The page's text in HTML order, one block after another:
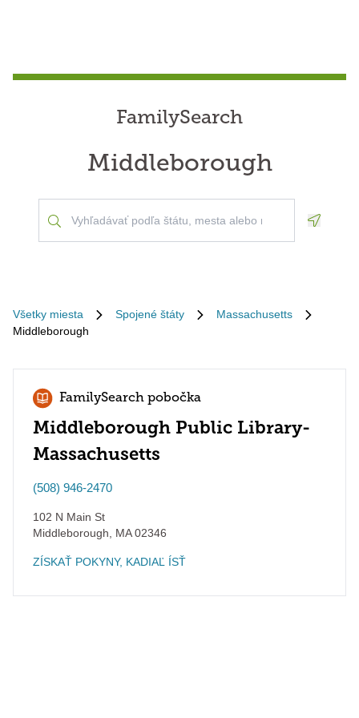
FamilySearch
Middleborough
Všetky miesta Spojené štáty
Massachusetts
Middleborough
FamilySearch pobočka
Middleborough Public Library-
Massachusetts
(508) 946-2470
102 N Main St
Middleborough
MA02346
ZÍSKAŤ POKYNY, KADIAĽ ÍSŤ